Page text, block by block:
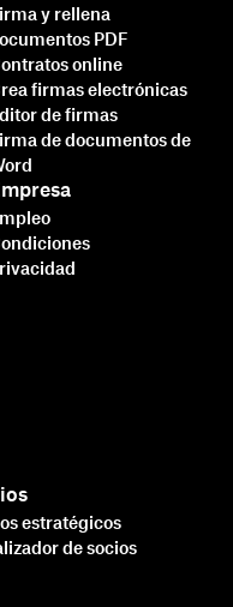
y rellena
PDF
online
firmas electrónicas
de firmas
de documentos de
estratégicos
de socios